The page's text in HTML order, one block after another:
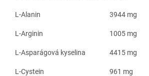
L-Alanin 3944 mg
L-Arginin 1005 mg
L-Asparágová kyselina 4415 mg
L-Cystein 961 mg